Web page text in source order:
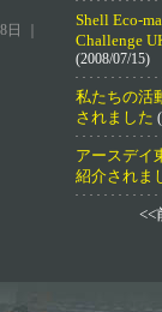
｜
Shell Eco-
Challenge
(2008/07/15)
私たちの活
されました
アースデイ
紹介されま
<<